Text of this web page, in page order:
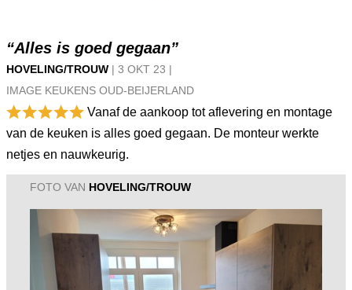
“Alles is goed gegaan”
HOVELING/TROUW | 3 OKT 23 |
IMAGE KEUKENS OUD-BEIJERLAND
Vanaf de aankoop tot aflevering en montage
van de keuken is alles goed gegaan. De monteur werkte
netjes en nauwkeurig.
FOTO VAN HOVELING/TROUW